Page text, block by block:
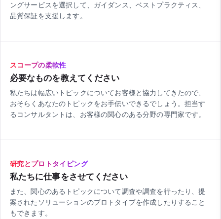
ングサービスを選択して、ガイダンス、ベストプラクティス、
品質保証を支援します。
スコープの柔軟性
必要なものを教えてください
私たちは幅広いトピックについてお客様と協力してきたので、
おそらくあなたのトピックをお手伝いできるでしょう。担当す
るコンサルタントは、お客様の関心のある分野の専門家です。
研究とプロトタイピング
私たちに仕事をさせてください
また、関心のあるトピックについて調査や調査を行ったり、提
案されたソリューションのプロトタイプを作成したりすること
もできます。